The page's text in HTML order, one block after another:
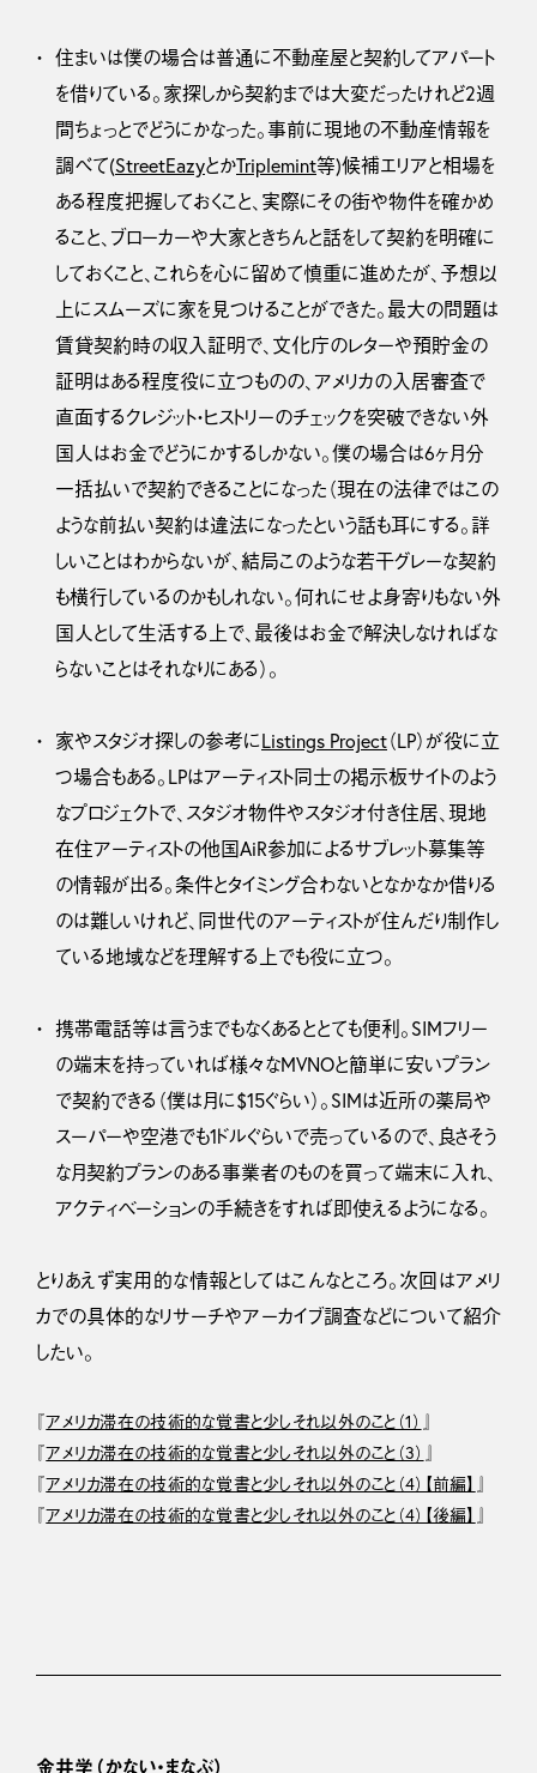
住まいは僕の場合は普通に不動産屋と契約してアパート
を借りている。家探しから契約までは大変だったけれど2週
間ちょっとでどうにかなった。事前に現地の不動産情報を
調べて(StreetEazyとかTriplemint等)候補エリアと相場を
ある程度把握しておくこと、実際にその街や物件を確かめ
ること、ブローカーや大家ときちんと話をして契約を明確に
しておくこと、これらを心に留めて慎重に進めたが、予想以
上にスムーズに家を見つけることができた。最大の問題は
賃貸契約時の収入証明で、文化庁のレターや預貯金の
証明はある程度役に立つものの、アメリカの入居審査で
直面するクレジット・ヒストリーのチェックを突破できない外
国人はお金でどうにかするしかない。僕の場合は6ヶ月分
一括払いで契約できることになった（現在の法律ではこの
ような前払い契約は違法になったという話も耳にする。詳
しいことはわからないが、結局このような若干グレーな契約
も横行しているのかもしれない。何れにせよ身寄りもない外
国人として生活する上で、最後はお金で解決しなければな
らないことはそれなりにある）。
家やスタジオ探しの参考にListings Project（LP）が役に立
つ場合もある。LPはアーティスト同士の掲示板サイトのよう
なプロジェクトで、スタジオ物件やスタジオ付き住居、現地
在住アーティストの他国AiR参加によるサブレット募集等
の情報が出る。条件とタイミング合わないとなかなか借りる
のは難しいけれど、同世代のアーティストが住んだり制作し
ている地域などを理解する上でも役に立つ。
携帯電話等は言うまでもなくあるととても便利。SIMフリー
の端末を持っていれば様々なMVNOと簡単に安いプラン
で契約できる（僕は月に$15ぐらい）。SIMは近所の薬局や
スーパーや空港でも1ドルぐらいで売っているので、良さそう
な月契約プランのある事業者のものを買って端末に入れ、
アクティベーションの手続きをすれば即使えるようになる。
とりあえず実用的な情報としてはこんなところ。次回はアメリ
カでの具体的なリサーチやアーカイブ調査などについて紹介
したい。
『アメリカ滞在の技術的な覚書と少しそれ以外のこと（1）
『アメリカ滞在の技術的な覚書と少しそれ以外のこと（3）
『アメリカ滞在の技術的な覚書と少しそれ以外のこと（4）【前編】
『アメリカ滞在の技術的な覚書と少しそれ以外のこと（4）【後編】
金井学（かない・まなぶ）